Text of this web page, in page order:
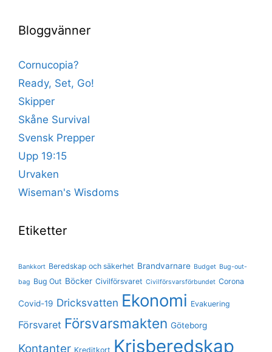
Bloggvänner
Cornucopia?
Ready, Set, Go!
Skipper
Skåne Survival
Svensk Prepper
Upp 19:15
Urvaken
Wiseman's Wisdoms
Etiketter
Bankkort Beredskap och säkerhet Brandvarnare Budget Bug-out-
bag Bug Out Böcker Civilförsvaret Civilförsvarsförbundet Corona
Covid-19 Dricksvatten Ekonomi Evakuering
Försvaret Försvarsmakten Göteborg
Kontanter Kreditkort Krisberedskap